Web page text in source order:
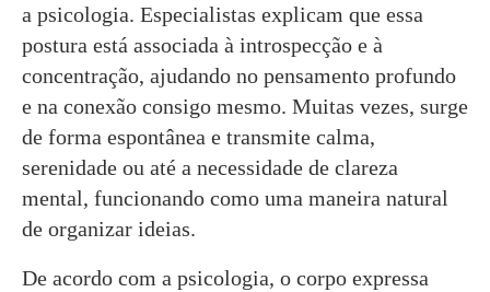
a psicologia. Especialistas explicam que essa
postura está associada à introspecção e à
concentração, ajudando no pensamento profundo
e na conexão consigo mesmo. Muitas vezes, surge
de forma espontânea e transmite calma,
serenidade ou até a necessidade de clareza
mental, funcionando como uma maneira natural
de organizar ideias.
De acordo com a psicologia, o corpo expressa